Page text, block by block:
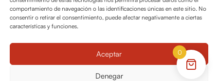
comportamiento de navegación o las identificaciones únicas en este sitio. No
consentir o retirar el consentimiento, puede afectar negativamente a ciertas
características y funciones.
Aceptar
Denegar
Política de cookies
Política dedevoluciones y cancelaciones
0